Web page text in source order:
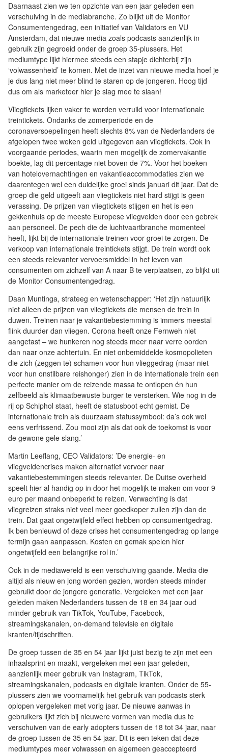
Daarnaast zien we ten opzichte van een jaar geleden een
verschuiving in de mediabranche. Zo blijkt uit de Monitor
Consumentengedrag, een initiatief van Validators en VU
Amsterdam, dat nieuwe media zoals podcasts aanzienlijk in
gebruik zijn gegroeid onder de groep 35-plussers. Het
mediumtype lijkt hiermee steeds een stapje dichterbij zijn
‘volwassenheid’ te komen. Met de inzet van nieuwe media hoef je
je dus lang niet meer blind te staren op de jongeren. Hoog tijd
dus om als marketeer hier je slag mee te slaan!
Vliegtickets lijken vaker te worden verruild voor internationale
treintickets. Ondanks de zomerperiode en de
coronaversoepelingen heeft slechts 8% van de Nederlanders de
afgelopen twee weken geld uitgegeven aan vliegtickets. Ook in
voorgaande periodes, waarin men mogelijk de zomervakantie
boekte, lag dit percentage niet boven de 7%. Voor het boeken
van hotelovernachtingen en vakantieaccommodaties zien we
daarentegen wel een duidelijke groei sinds januari dit jaar. Dat de
groep die geld uitgeeft aan vliegtickets niet hard stijgt is geen
verassing. De prijzen van vliegtickets stijgen en het is een
gekkenhuis op de meeste Europese vliegvelden door een gebrek
aan personeel. De pech die de luchtvaartbranche momenteel
heeft, lijkt bij de internationale treinen voor groei te zorgen. De
verkoop van internationale treintickets stijgt. De trein wordt ook
een steeds relevanter vervoersmiddel in het leven van
consumenten om zichzelf van A naar B te verplaatsen, zo blijkt uit
de Monitor Consumentengedrag.
Daan Muntinga, strateeg en wetenschapper: ‘Het zijn natuurlijk
niet alleen de prijzen van vliegtickets die mensen de trein in
duwen. Treinen naar je vakantiebestemming is immers meestal
flink duurder dan vliegen. Corona heeft onze Fernweh niet
aangetast – we hunkeren nog steeds meer naar verre oorden
dan naar onze achtertuin. En niet onbemiddelde kosmopolieten
die zich (zeggen te) schamen voor hun vlieggedrag (maar niet
voor hun onstilbare reishonger) zien in de internationale trein een
perfecte manier om de reizende massa te ontlopen én hun
zelfbeeld als klimaatbewuste burger te versterken. Wie nog in de
rij op Schiphol staat, heeft de statusboot echt gemist. De
internationale trein als duurzaam statussymbool: da’s ook wel
eens verfrissend. Zou mooi zijn als dat ook de toekomst is voor
de gewone gele slang.’
Martin Leeflang, CEO Validators: ’De energie- en
vliegveldencrises maken alternatief vervoer naar
vakantiebestemmingen steeds relevanter. De Duitse overheid
speelt hier al handig op in door het mogelijk te maken om voor 9
euro per maand onbeperkt te reizen. Verwachting is dat
vliegreizen straks niet veel meer goedkoper zullen zijn dan de
trein. Dat gaat ongetwijfeld effect hebben op consumentgedrag.
Ik ben benieuwd of deze crises het consumentengedrag op lange
termijn gaan aanpassen. Kosten en gemak spelen hier
ongetwijfeld een belangrijke rol in.’
Ook in de mediawereld is een verschuiving gaande. Media die
altijd als nieuw en jong worden gezien, worden steeds minder
gebruikt door de jongere generatie. Vergeleken met een jaar
geleden maken Nederlanders tussen de 18 en 34 jaar oud
minder gebruik van TikTok, YouTube, Facebook,
streamingskanalen, on-demand televisie en digitale
kranten/tijdschriften.
De groep tussen de 35 en 54 jaar lijkt juist bezig te zijn met een
inhaalsprint en maakt, vergeleken met een jaar geleden,
aanzienlijk meer gebruik van Instagram, TikTok,
streamingskanalen, podcasts en digitale kranten. Onder de 55-
plussers zien we voornamelijk het gebruik van podcasts sterk
oplopen vergeleken met vorig jaar. De nieuwe aanwas in
gebruikers lijkt zich bij nieuwere vormen van media dus te
verschuiven van de early adopters tussen de 18 tot 34 jaar, naar
de groep tussen de 35 en 54 jaar. Dit is een teken dat deze
mediumtypes meer volwassen en algemeen geaccepteerd